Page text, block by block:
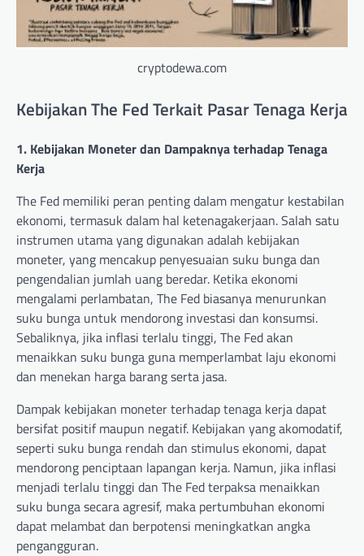
cryptodewa.com
Kebijakan The Fed Terkait Pasar Tenaga Kerja
1. Kebijakan Moneter dan Dampaknya terhadap Tenaga
Kerja
The Fed memiliki peran penting dalam mengatur kestabilan
ekonomi, termasuk dalam hal ketenagakerjaan. Salah satu
instrumen utama yang digunakan adalah kebijakan
moneter, yang mencakup penyesuaian suku bunga dan
pengendalian jumlah uang beredar. Ketika ekonomi
mengalami perlambatan, The Fed biasanya menurunkan
suku bunga untuk mendorong investasi dan konsumsi.
Sebaliknya, jika inflasi terlalu tinggi, The Fed akan
menaikkan suku bunga guna memperlambat laju ekonomi
dan menekan harga barang serta jasa.
Dampak kebijakan moneter terhadap tenaga kerja dapat
bersifat positif maupun negatif. Kebijakan yang akomodatif,
seperti suku bunga rendah dan stimulus ekonomi, dapat
mendorong penciptaan lapangan kerja. Namun, jika inflasi
menjadi terlalu tinggi dan The Fed terpaksa menaikkan
suku bunga secara agresif, maka pertumbuhan ekonomi
dapat melambat dan berpotensi meningkatkan angka
pengangguran.